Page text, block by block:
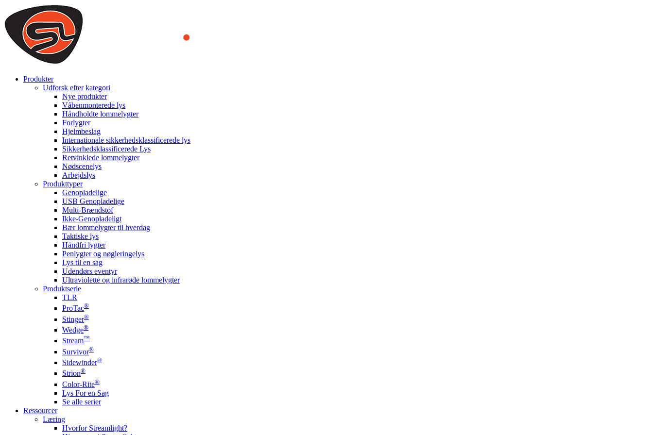
We use cookies to ensure that we provide you the best experience on our website. By continuing to browse this website, you accept that cookies are used to help us analyze how the website is used and to offer
you a better experience. To learn more or to find out how you can disable cookies, you can access our
ACCEPT AND CLOSE
Produkter
Udforsk efter kategori
Nye produkter
Våbenmonterede lys
Håndholdte lommelygter
Forlygter
Hjelmbeslag
Internationale sikkerhedsklassificerede lys
Sikkerhedsklassificerede Lys
Retvinklede lommelygter
Nødscenelys
Arbejdslys
Produkttyper
Genopladelige
USB Genopladelige
Multi-Brændstof
Ikke-Genopladeligt
Bær lommelygter til hverdag
Taktiske lys
Håndfri lygter
Penlygter og nøgleringelys
Lys til en sag
Udendørs eventyr
Ultraviolette og infrarøde lommelygter
Produktserie
TLR
ProTac®
Stinger®
Wedge®
Stream™
Survivor®
Sidewinder®
Strion®
Color-Rite®
Lys For en Sag
Se alle serier
Ressourcer
Læring
Hvorfor Streamlight?